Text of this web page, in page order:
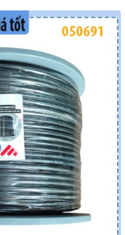
Dây Cáp
Trời –
📌 Mô tả
Dây
trình cần
VDây Cáp
Trời –
Đặt